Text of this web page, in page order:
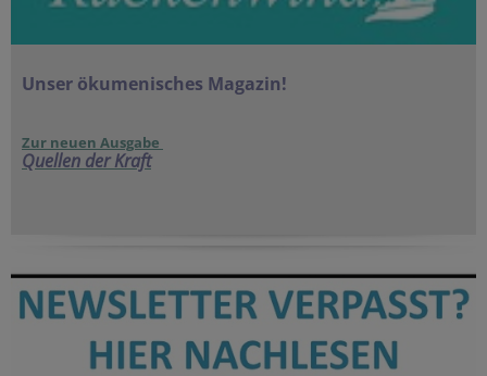
Unser ökumenisches Magazin!
Zur neuen Ausgabe
Quellen der Kraft